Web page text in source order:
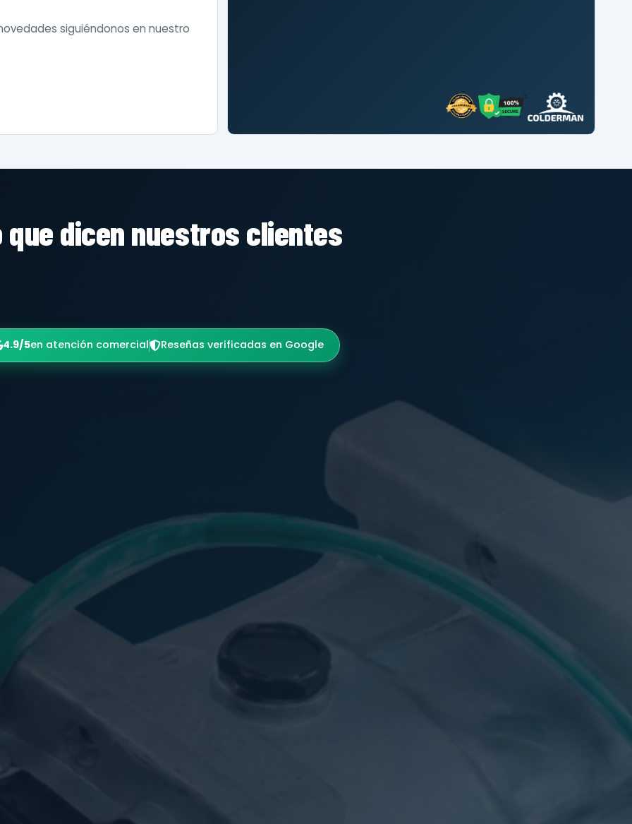
siguiéndonos en nuestro
que dicen nuestros clientes
4.9/5en atención comercial Reseñas verificadas en Google